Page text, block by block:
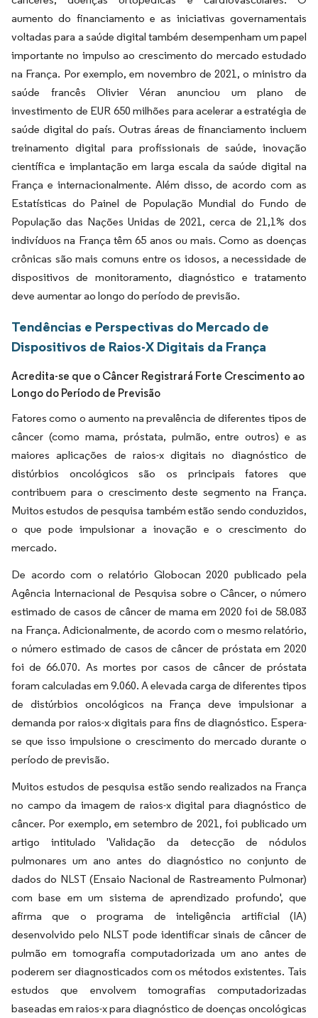
aumento do financiamento e as iniciativas governamentais
voltadas para a saúde digital também desempenham um papel
importante no impulso ao crescimento do mercado estudado
na França. Por exemplo, em novembro de 2021, o ministro da
saúde francês Olivier Véran anunciou um plano de
investimento de EUR 650 milhões para acelerar a estratégia de
saúde digital do país. Outras áreas de financiamento incluem
treinamento digital para profissionais de saúde, inovação
científica e implantação em larga escala da saúde digital na
França e internacionalmente. Além disso, de acordo com as
Estatísticas do Painel de População Mundial do Fundo de
População das Nações Unidas de 2021, cerca de 21,1% dos
indivíduos na França têm 65 anos ou mais. Como as doenças
crônicas são mais comuns entre os idosos, a necessidade de
dispositivos de monitoramento, diagnóstico e tratamento
deve aumentar ao longo do período de previsão.
Tendências e Perspectivas do Mercado de
Dispositivos de Raios-X Digitais da França
Acredita-se que o Câncer Registrará Forte Crescimento ao
Longo do Período de Previsão
Fatores como o aumento na prevalência de diferentes tipos de
câncer (como mama, próstata, pulmão, entre outros) e as
maiores aplicações de raios-x digitais no diagnóstico de
distúrbios oncológicos são os principais fatores que
contribuem para o crescimento deste segmento na França.
Muitos estudos de pesquisa também estão sendo conduzidos,
o que pode impulsionar a inovação e o crescimento do
mercado.
De acordo com o relatório Globocan 2020 publicado pela
Agência Internacional de Pesquisa sobre o Câncer, o número
estimado de casos de câncer de mama em 2020 foi de 58.083
na França. Adicionalmente, de acordo com o mesmo relatório,
o número estimado de casos de câncer de próstata em 2020
foi de 66.070. As mortes por casos de câncer de próstata
foram calculadas em 9.060. A elevada carga de diferentes tipos
de distúrbios oncológicos na França deve impulsionar a
demanda por raios-x digitais para fins de diagnóstico. Espera-
se que isso impulsione o crescimento do mercado durante o
período de previsão.
Muitos estudos de pesquisa estão sendo realizados na França
no campo da imagem de raios-x digital para diagnóstico de
câncer. Por exemplo, em setembro de 2021, foi publicado um
artigo intitulado 'Validação da detecção de nódulos
pulmonares um ano antes do diagnóstico no conjunto de
dados do NLST (Ensaio Nacional de Rastreamento Pulmonar)
com base em um sistema de aprendizado profundo', que
afirma que o programa de inteligência artificial (IA)
desenvolvido pelo NLST pode identificar sinais de câncer de
pulmão em tomografia computadorizada um ano antes de
poderem ser diagnosticados com os métodos existentes. Tais
estudos que envolvem tomografias computadorizadas
baseadas em raios-x para diagnóstico de doenças oncológicas